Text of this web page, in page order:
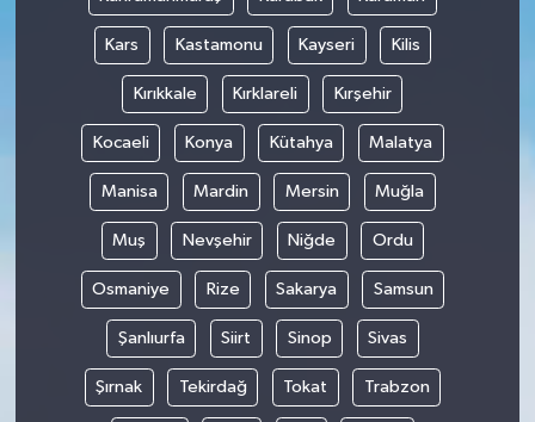
Kars Kastamonu Kayseri Kilis
Kırıkkale Kırklareli Kırşehir
Kocaeli Konya Kütahya Malatya
Manisa Mardin Mersin Muğla
Muş Nevşehir Niğde Ordu
Osmaniye Rize Sakarya Samsun
Şanlıurfa Siirt Sinop Sivas
Şırnak Tekirdağ Tokat Trabzon